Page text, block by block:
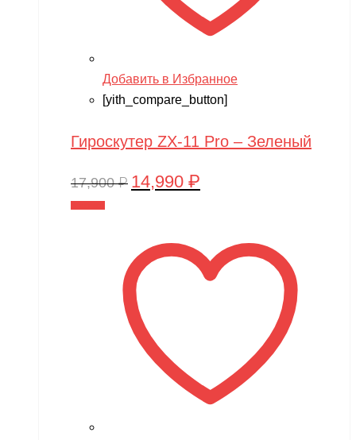
Добавить в Избранное
[yith_compare_button]
Гироскутер ZX-11 Pro – Зеленый
17,900₽ Первоначальная
17,900 ₽.
14,990 ₽